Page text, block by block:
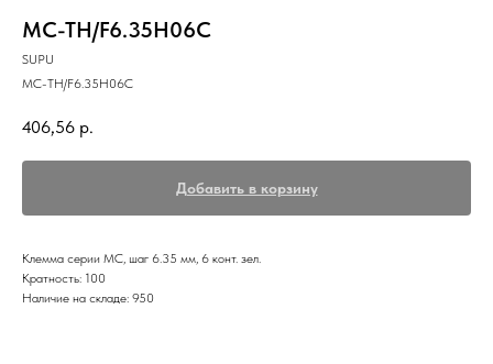
MC-TH/F6.35H06C
SUPU
MC-TH/F6.35H06C
406,56 р.
Добавить в корзину
Клемма серии МС, шаг 6.35 мм, 6 конт. зел.
Кратность: 100
Наличие на складе: 950